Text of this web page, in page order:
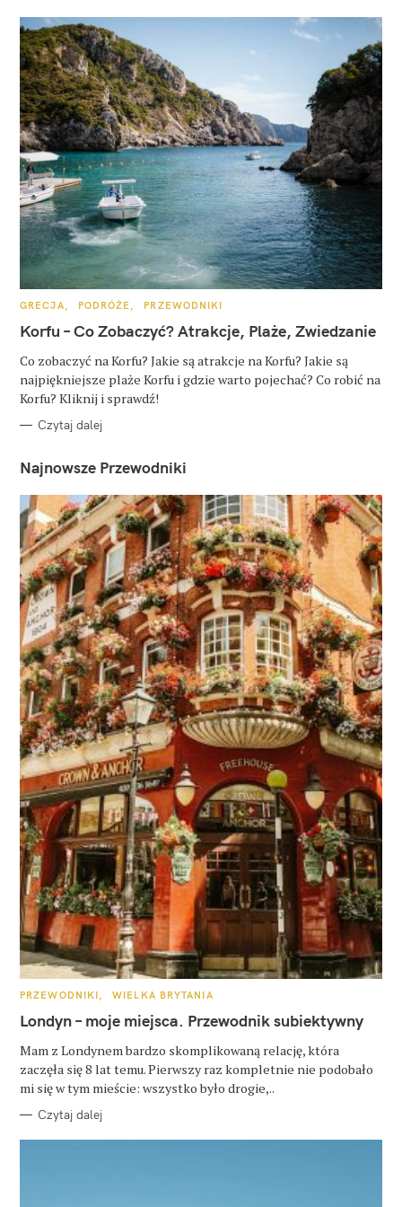
K
T
E
O
R
I
GRECJA PODRÓŻE PRZEWODNIKI
Korfu – Co Zobaczyć? Atrakcje, Plaże, Zwiedzanie
Co zobaczyć na Korfu? Jakie są atrakcje na Korfu? Jakie są
najpiękniejsze plaże Korfu i gdzie warto pojechać? Co robić na
Korfu? Kliknij i sprawdź!
Czytaj dalej
Najnowsze Przewodniki
K
T
E
O
R
I
PRZEWODNIKI WIELKA BRYTANIA
Londyn – moje miejsca. Przewodnik subiektywny
Mam z Londynem bardzo skomplikowaną relację, która
zaczęła się 8 lat temu. Pierwszy raz kompletnie nie podobało
mi się w tym mieście: wszystko było drogie,..
Czytaj dalej